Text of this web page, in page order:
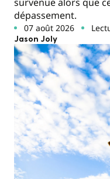
dépassement.
07 août 2026
Jason Joly